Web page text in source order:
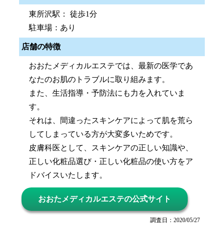
東所沢駅： 徒歩1分
駐車場：あり
店舗の特徴
おおたメディカルエステでは、最新の医学であ
なたのお肌のトラブルに取り組みます。
また、生活指導・予防法にも力を入れていま
す。
それは、間違ったスキンケアによって肌を荒ら
してしまっている方が大変多いためです。
皮膚科医として、スキンケアの正しい知識や、
正しい化粧品選び・正しい化粧品の使い方をア
ドバイスいたします。
おおたメディカルエステの公式サイト
調査日：2020/05/27